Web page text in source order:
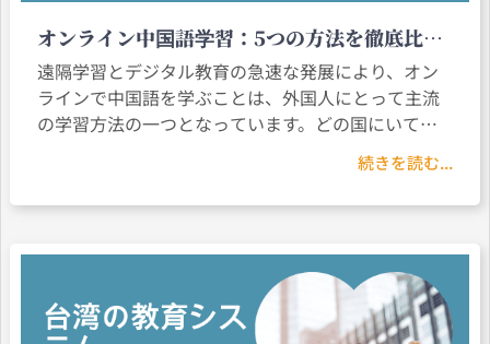
オンライン中国語学習：5つの方法を徹底比
較、対面式授業が最も効果的！
遠隔学習とデジタル教育の急速な発展により、オン
ラインで中国語を学ぶことは、外国人にとって主流
の学習方法の一つとなっています。どの国にいて
も、インターネットとスマートデバイスさえあれ
ば、簡単にオンラインで中国語学習を始めることが
でき
続きを読む...